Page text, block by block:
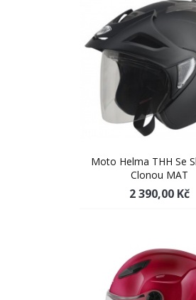
Moto Helma THH Se
Clonou MAT
2 390,00 Kč